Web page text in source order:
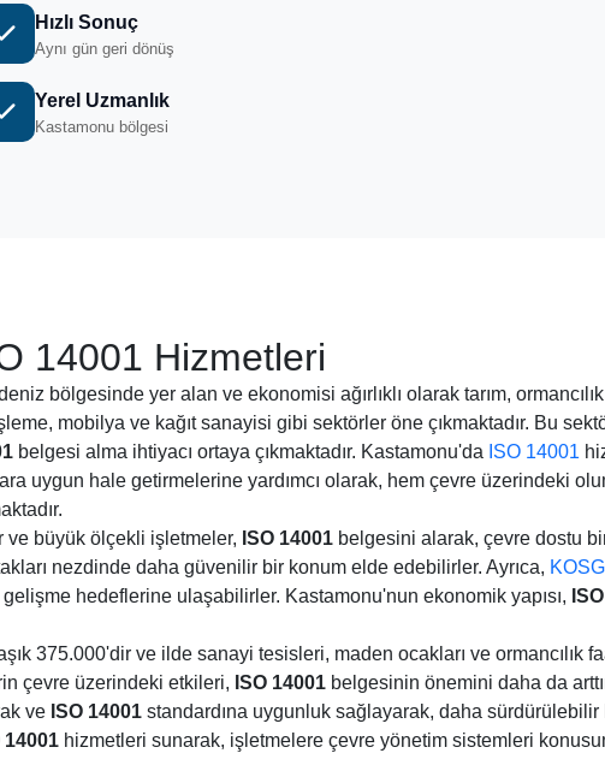
Hızlı Sonuç
Aynı gün geri dönüş
Yerel Uzmanlık
Kastamonu bölgesi
14001 Hizmetleri
bölgesinde yer alan ve ekonomisi ağırlıklı olarak tarım,
mobilya ve kağıt sanayisi gibi sektörler öne çıkmaktadır. Bu
belgesi alma ihtiyacı ortaya çıkmaktadır. Kastamonu'da ISO 14001
uygun hale getirmelerine yardımcı olarak, hem çevre üzerindeki
ve büyük ölçekli işletmeler, ISO 14001 belgesini alarak, çevre dostu
nezdinde daha güvenilir bir konum elde edebilirler. Ayrıca,
hedeflerine ulaşabilirler. Kastamonu'nun ekonomik yapısı,
375.000'dir ve ilde sanayi tesisleri, maden ocakları ve ormancılık
çevre üzerindeki etkileri, ISO 14001 belgesinin önemini daha da
ve ISO 14001 standardına uygunluk sağlayarak, daha
14001 hizmetleri sunarak, işletmelere çevre yönetim sistemleri